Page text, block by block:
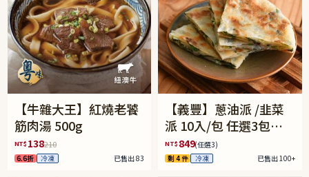
【牛雜大王】紅燒老饕
筋肉湯 500g
NT$ 138210
6.6折 冷凍 已售出 83
【義豐】蔥油派 /韭菜
派 10入/包 任選3包組
(免運)
NT$ 849(任選3)
剩 4 件
冷凍 已售出 100+